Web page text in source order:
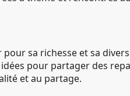
sa richesse et sa
pour partager des
et au partage.